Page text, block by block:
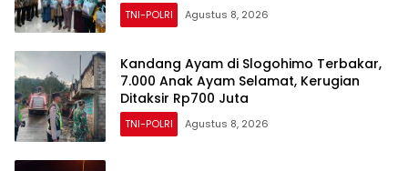
TNI-POLRI Agustus 8, 2026
Kandang Ayam di Slogohimo Terbakar,
7.000 Anak Ayam Selamat, Kerugian
Ditaksir Rp700 Juta
TNI-POLRI Agustus 8, 2026